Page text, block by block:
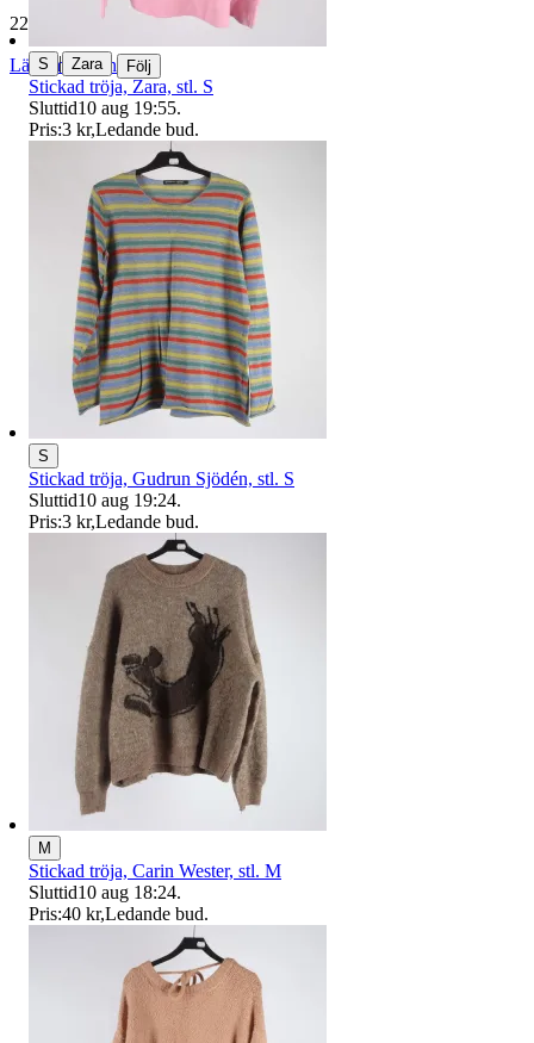
229 348 omdömen
Läs omdömen Följ
S | Zara
Stickad tröja, Zara, stl. S
Sluttid10 aug 19:55.
Pris:3 kr,Ledande bud.
S
Stickad tröja, Gudrun Sjödén, stl. S
Sluttid10 aug 19:24.
Pris:3 kr,Ledande bud.
M
Stickad tröja, Carin Wester, stl. M
Sluttid10 aug 18:24.
Pris:40 kr,Ledande bud.